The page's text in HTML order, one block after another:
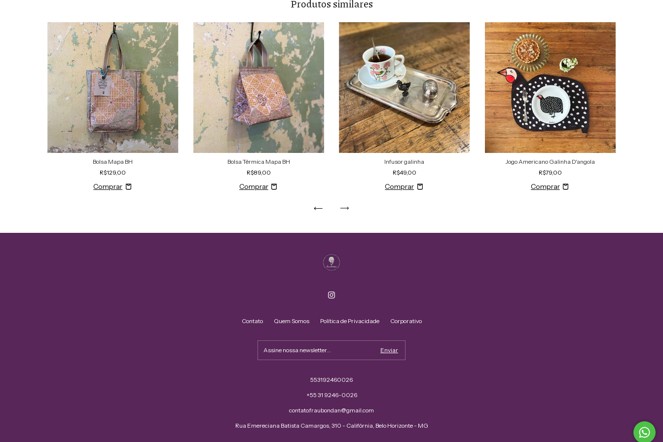
Produtos similares
Bolsa Mapa BH
R$129,00
Bolsa Térmica Mapa BH
R$89,00
Infusor galinha
R$49,00
Jogo Americano Galinha D'angola
R$79,00
Contato Quem Somos Política de Privacidade Corporativo
553192460026
+55 31 9246-0026
contato.fraubondan@gmail.com
Rua Emereciana Batista Camargos, 310 - Califórnia, Belo Horizonte - MG